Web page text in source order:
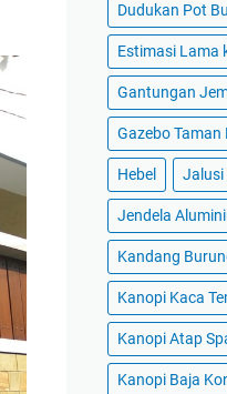
Dudukan Pot
Estimasi Lama
Gantungan
Gazebo Taman
Hebel Jalusi
Jendela
Kandang
Kanopi Kaca
Kanopi Atap
Kanopi Baja